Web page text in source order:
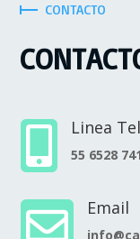
CONTACTO
 Linea
55 6528
 Email